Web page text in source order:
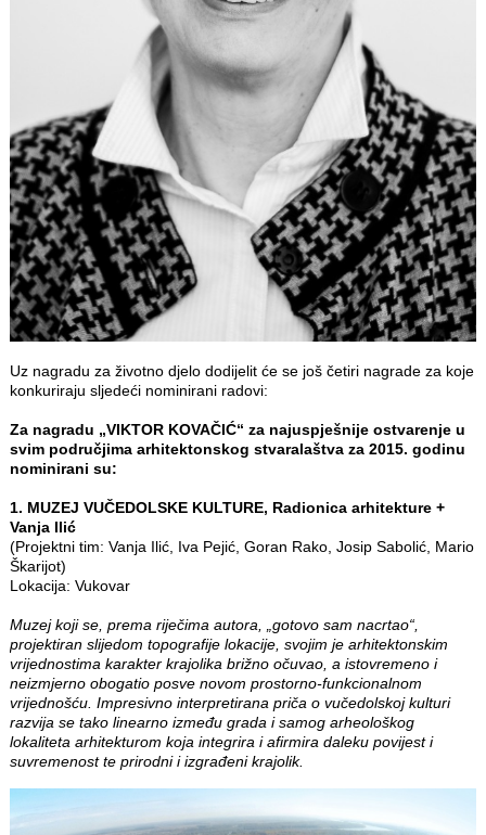
Uz nagradu za životno djelo dodijelit će se još četiri nagrade za koje
konkuriraju sljedeći nominirani radovi:
Za nagradu „VIKTOR KOVAČIĆ“ za najuspješnije ostvarenje u
svim područjima arhitektonskog stvaralaštva za 2015. godinu
nominirani su:
1. MUZEJ VUČEDOLSKE KULTURE, Radionica arhitekture +
Vanja Ilić
(Projektni tim: Vanja Ilić, Iva Pejić, Goran Rako, Josip Sabolić, Mario
Škarijot)
Lokacija: Vukovar
Muzej koji se, prema riječima autora, „gotovo sam nacrtao“,
projektiran slijedom topografije lokacije, svojim je arhitektonskim
vrijednostima karakter krajolika brižno očuvao, a istovremeno i
neizmjerno obogatio posve novom prostorno-funkcionalnom
vrijednošću. Impresivno interpretirana priča o vučedolskoj kulturi
razvija se tako linearno između grada i samog arheološkog
lokaliteta arhitekturom koja integrira i afirmira daleku povijest i
suvremenost te prirodni i izgrađeni krajolik.